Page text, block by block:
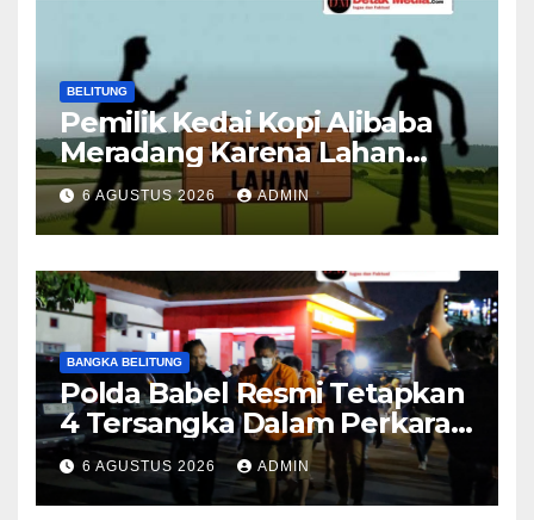
BELITUNG
Pemilik Kedai Kopi Alibaba
Meradang Karena Lahan
Usahanya Masuk Dalam
Objek Eksekusi
6 AGUSTUS 2026 ADMIN
BANGKA BELITUNG
Polda Babel Resmi Tetapkan
4 Tersangka Dalam Perkara
52,5 Ton Pasir Timah Ilegal Di
Belitung
6 AGUSTUS 2026 ADMIN